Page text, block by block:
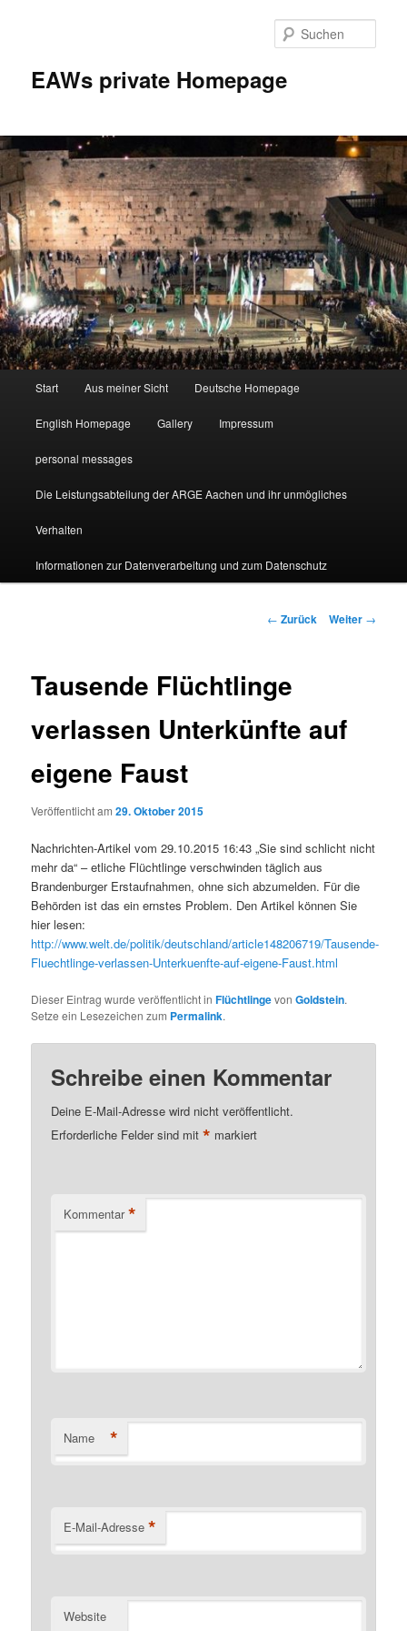
EAWs private Homepage
Start Aus meiner Sicht Deutsche Homepage
English Homepage Gallery Impressum
personal messages
Die Leistungsabteilung der ARGE Aachen und ihr unmögliches
Verhalten
Informationen zur Datenverarbeitung und zum Datenschutz
Beitragsnavigation
← Zurück Weiter →
Tausende Flüchtlinge
verlassen Unterkünfte auf
eigene Faust
Veröffentlicht am29. Oktober 2015
Nachrichten-Artikel vom 29.10.2015 16:43 „Sie sind schlicht nicht
mehr da“ – etliche Flüchtlinge verschwinden täglich aus
Brandenburger Erstaufnahmen, ohne sich abzumelden. Für die
Behörden ist das ein ernstes Problem. Den Artikel können Sie
hier lesen:
http://www.welt.de/politik/deutschland/article148206719/Tausende-
Fluechtlinge-verlassen-Unterkuenfte-auf-eigene-Faust.html
Dieser Eintrag wurde veröffentlicht inFlüchtlingevonGoldstein.
Setze ein Lesezeichen zum Permalink.
Schreibe einen Kommentar
Deine E-Mail-Adresse wird nicht veröffentlicht.
Erforderliche Felder sind mit* markiert
Kommentar *
Name *
E-Mail-Adresse *
Website